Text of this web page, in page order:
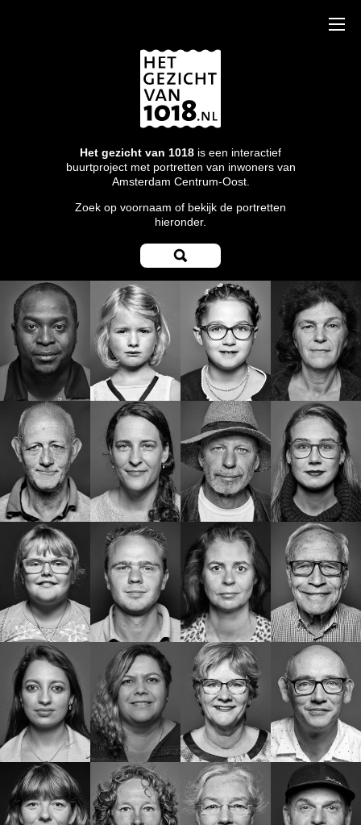
Het gezicht van 1018 is een interactief
buurtproject met portretten van inwoners van
Amsterdam Centrum-Oost.
Zoek op voornaam of bekijk de portretten
hieronder.